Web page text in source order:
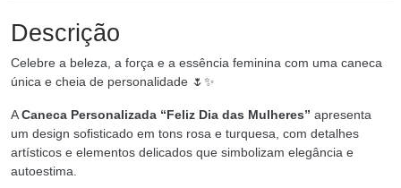
Descrição
Celebre a beleza, a força e a essência feminina com uma caneca
única e cheia de personalidade 🌷✨
ACaneca Personalizada “Feliz Dia das Mulheres” apresenta
um design sofisticado em tons rosa e turquesa, com detalhes
artísticos e elementos delicados que simbolizam elegância e
autoestima.